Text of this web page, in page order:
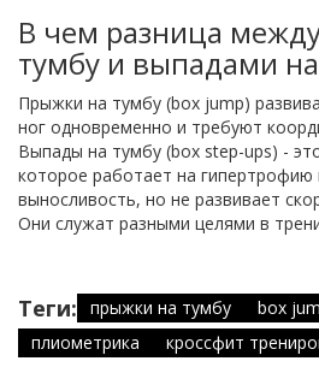
В чем разница
тумбу и выпадами
Прыжки на тумбу (box jump)
ног одновременно и требуют
Выпады на тумбу (box step-ups) -
которое работает на
выносливость, но не развивает
Они служат разными целями в
Теги: прыжки на тумбу box
плиометрика
кроссфит